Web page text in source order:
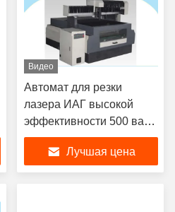
Видео
Автомат для резки
лазера ИАГ высокой
эффективности 500 ватт
для золота/серебра/меди
Лучшая цена